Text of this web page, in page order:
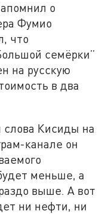
о
Фумио
что
семёрки”
на русскую
в два
Кисиды на
канале он
меньше, а
выше. А вот
ни нефти, ни